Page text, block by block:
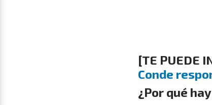
[TE PUEDE
Conde
¿Por qué